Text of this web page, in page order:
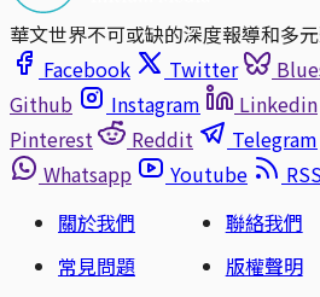
華文世界不可或缺的深度報導和多
Facebook
Twitter
Github
Instagram Linkedin
Pinterest
Reddit Telegram
Whatsapp
Youtube
關於我們
聯絡我們
常見問題
版權聲明